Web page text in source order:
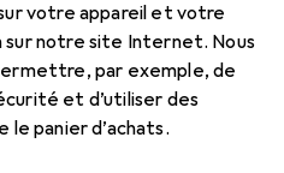
votre appareil et votre
notre site Internet. Nous
par exemple, de
et d’utiliser des
panier d’achats.
scies trépans